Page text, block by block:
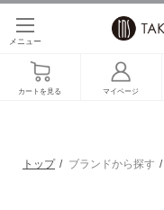
カートを見る マイページ
メニュー
トップ ブランドから探す